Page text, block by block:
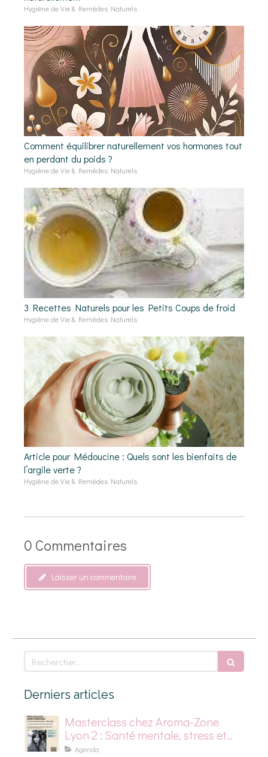
Hygiène de Vie & Remèdes Naturels
Comment équilibrer naturellement vos hormones tout
en perdant du poids ?
Hygiène de Vie & Remèdes Naturels
3 Recettes Naturels pour les Petits Coups de froid
Hygiène de Vie & Remèdes Naturels
Article pour Médoucine : Quels sont les bienfaits de
l’argile verte ?
Hygiène de Vie & Remèdes Naturels
0 Commentaires
Laisser un commentaire
Rechercher
Derniers articles
Masterclass chez Aroma-Zone
Lyon 2 : Santé mentale, stress et
dépression saisonnière
Agenda